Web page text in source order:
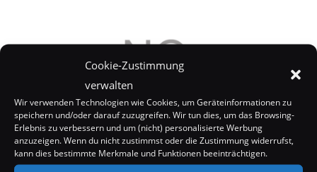
Cookie-Zustimmung
verwalten
Wir verwenden Technologien wie Cookies, um Geräteinformationen zu
speichern und/oder darauf zuzugreifen. Wir tun dies, um das Browsing-
Erlebnis zu verbessern und um (nicht) personalisierte Werbung
anzuzeigen. Wenn du nicht zustimmst oder die Zustimmung widerrufst,
kann dies bestimmte Merkmale und Funktionen beeinträchtigen.